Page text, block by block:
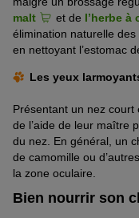
malt
et de l’herbe à
élimination naturelle
en nettoyant l’estomac
Les yeux
Présentant un nez court
de l’aide de leur maître
du nez. En général, un
de camomille ou
la zone oculaire.
Bien nourrir son